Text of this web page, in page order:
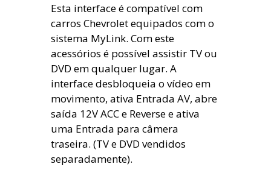
Esta interface é compatível com
carros Chevrolet equipados com o
sistema MyLink. Com este
acessórios é possível assistir TV ou
DVD em qualquer lugar. A
interface desbloqueia o vídeo em
movimento, ativa Entrada AV, abre
saída 12V ACC e Reverse e ativa
uma Entrada para câmera
traseira. (TV e DVD vendidos
separadamente).